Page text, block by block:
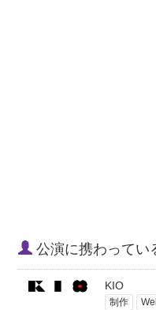
公演に携わってい
KIO
制作